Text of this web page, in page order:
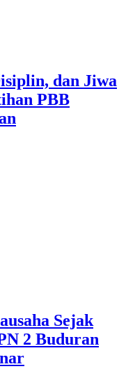
dan Jiwa
PBB
Sejak
2 Buduran